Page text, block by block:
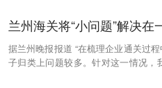
兰州海关将“小问题”解决在
据兰州晚报报道 “在梳理企业通关过
子归类上问题较多。针对这一情况